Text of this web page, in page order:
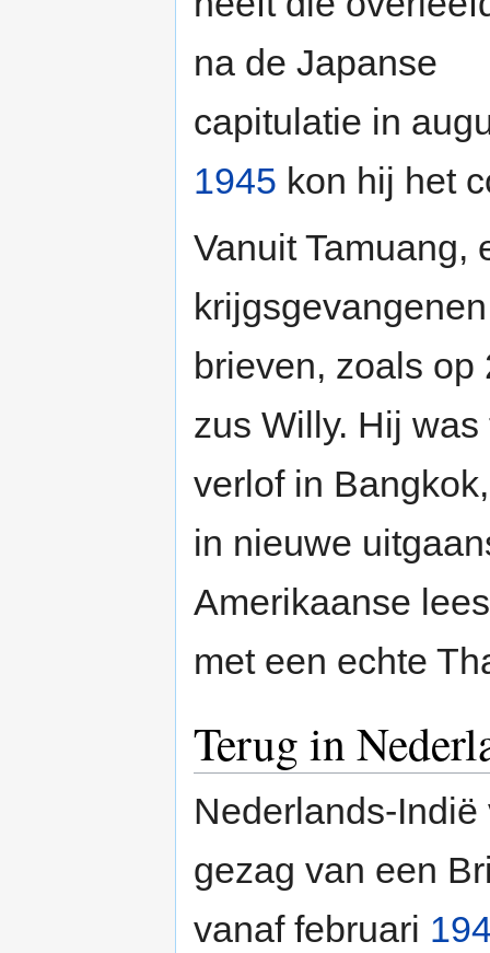
na de Japanse
capitulatie in
1945 kon hij het
Vanuit Tamuang,
brieven, zoals
zus Willy. Hij
verlof in
in nieuwe
Amerikaanse
met een echte
Terug in
Nederlands-
gezag van een
vanaf februari